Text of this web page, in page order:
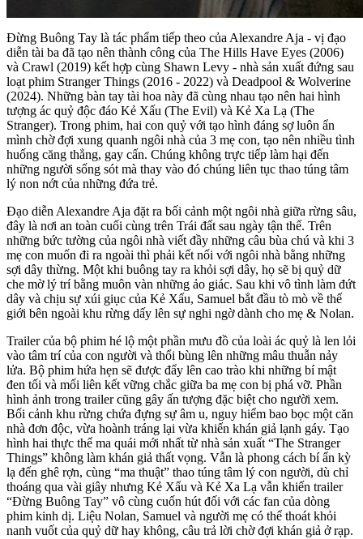
Đừng Buông Tay là tác phẩm tiếp theo của Alexandre Aja - vị đạo
diễn tài ba đã tạo nên thành công của The Hills Have Eyes (2006)
và Crawl (2019) kết hợp cùng Shawn Levy - nhà sản xuất đứng sau
loạt phim Stranger Things (2016 - 2022) và Deadpool & Wolverine
(2024). Những bàn tay tài hoa này đã cùng nhau tạo nên hai hình
tượng ác quỷ độc đáo Kẻ Xấu (The Evil) và Kẻ Xa Lạ (The
Stranger). Trong phim, hai con quỷ với tạo hình đáng sợ luôn ẩn
mình chờ đợi xung quanh ngôi nhà của 3 mẹ con, tạo nên nhiều tình
huống căng thẳng, gay cấn. Chúng không trực tiếp làm hại đến
những người sống sót mà thay vào đó chúng liên tục thao túng tâm
lý non nớt của những đứa trẻ.
Đạo diễn Alexandre Aja đặt ra bối cảnh một ngôi nhà giữa rừng sâu,
đây là nơi an toàn cuối cùng trên Trái đất sau ngày tận thế. Trên
những bức tường của ngôi nhà viết đầy những câu bùa chú và khi 3
mẹ con muốn đi ra ngoài thì phải kết nối với ngôi nhà bằng những
sợi dây thừng. Một khi buông tay ra khỏi sợi dây, họ sẽ bị quỷ dữ
che mờ lý trí bằng muôn vàn những ảo giác. Sau khi vô tình làm đứt
dây và chịu sự xúi giục của Kẻ Xấu, Samuel bắt đầu tò mò về thế
giới bên ngoài khu rừng dấy lên sự nghi ngờ dành cho mẹ & Nolan.
Trailer của bộ phim hé lộ một phần mưu đồ của loài ác quỷ là len lỏi
vào tâm trí của con người và thổi bùng lên những mâu thuẫn nảy
lửa. Bộ phim hứa hẹn sẽ được đẩy lên cao trào khi những bí mật
đen tối và mối liên kết vững chắc giữa ba mẹ con bị phá vỡ. Phần
hình ảnh trong trailer cũng gây ấn tượng đặc biệt cho người xem.
Bối cảnh khu rừng chứa đựng sự âm u, nguy hiểm bao bọc một căn
nhà đơn độc, vừa hoành tráng lại vừa khiến khán giả lạnh gáy. Tạo
hình hai thực thể ma quái mới nhất từ nhà sản xuất “The Stranger
Things” không làm khán giả thất vọng. Vẫn là phong cách bí ẩn kỳ
lạ đến ghê rợn, cùng “ma thuật” thao túng tâm lý con người, dù chỉ
thoáng qua vài giây nhưng Kẻ Xấu và Kẻ Xa Lạ vẫn khiến trailer
“Đừng Buông Tay” vô cùng cuốn hút đối với các fan của dòng
phim kinh dị. Liệu Nolan, Samuel và người mẹ có thể thoát khỏi
nanh vuốt của quỷ dữ hay không, câu trả lời chờ đợi khán giả ở rạp.